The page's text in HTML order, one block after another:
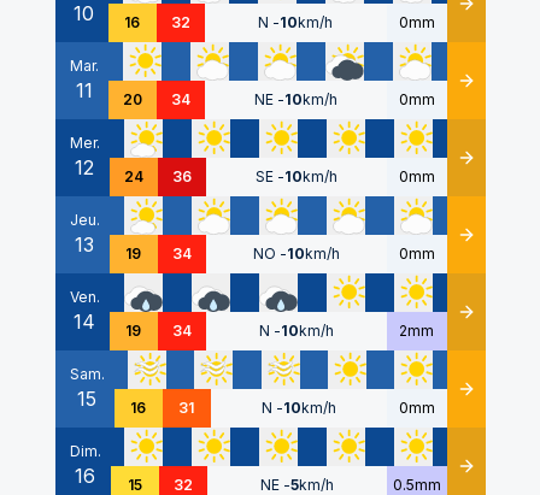
10 16 32 N -10km/h 0mm Détails
Mar.
11 20 34 NE -10km/h 0mm Détails
Mer.
12 24 36 SE -10km/h 0mm Détails
Jeu.
13 19 34 NO -10km/h 0mm Détails
Ven.
14 19 34 N -10km/h 2mm Détails
Sam.
15 16 31 N -10km/h 0mm Détails
Dim.
16 15 32 NE -5km/h 0.5mm Détails